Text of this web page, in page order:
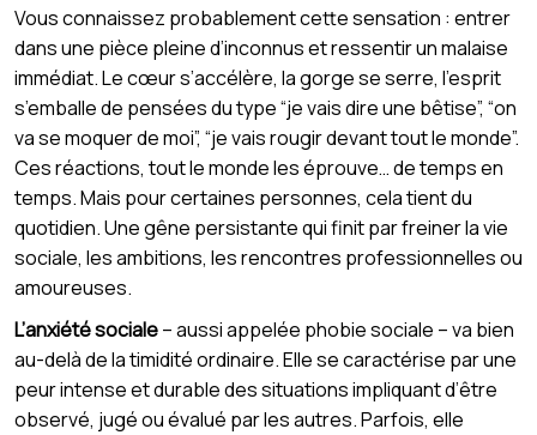
Vous connaissez probablement cette sensation : entrer
dans une pièce pleine d’inconnus et ressentir un malaise
immédiat. Le cœur s’accélère, la gorge se serre, l’esprit
s’emballe de pensées du type “je vais dire une bêtise”, “on
va se moquer de moi”, “je vais rougir devant tout le monde”.
Ces réactions, tout le monde les éprouve… de temps en
temps. Mais pour certaines personnes, cela tient du
quotidien. Une gêne persistante qui finit par freiner la vie
sociale, les ambitions, les rencontres professionnelles ou
amoureuses.
L’anxiété sociale– aussi appelée phobie sociale – va bien
au-delà de la timidité ordinaire. Elle se caractérise par une
peur intense et durable des situations impliquant d’être
observé, jugé ou évalué par les autres. Parfois, elle